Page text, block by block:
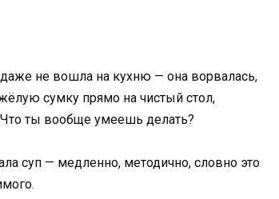
не вошла на кухню — она ворвалась,
сумку прямо на чистый стол,
Что ты вообще умеешь делать?
суп — медленно, методично, словно это